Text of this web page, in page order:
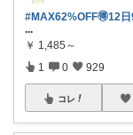
#MAX62%OFF🉐12
...
￥ 1,485～
1 0 929
コレ